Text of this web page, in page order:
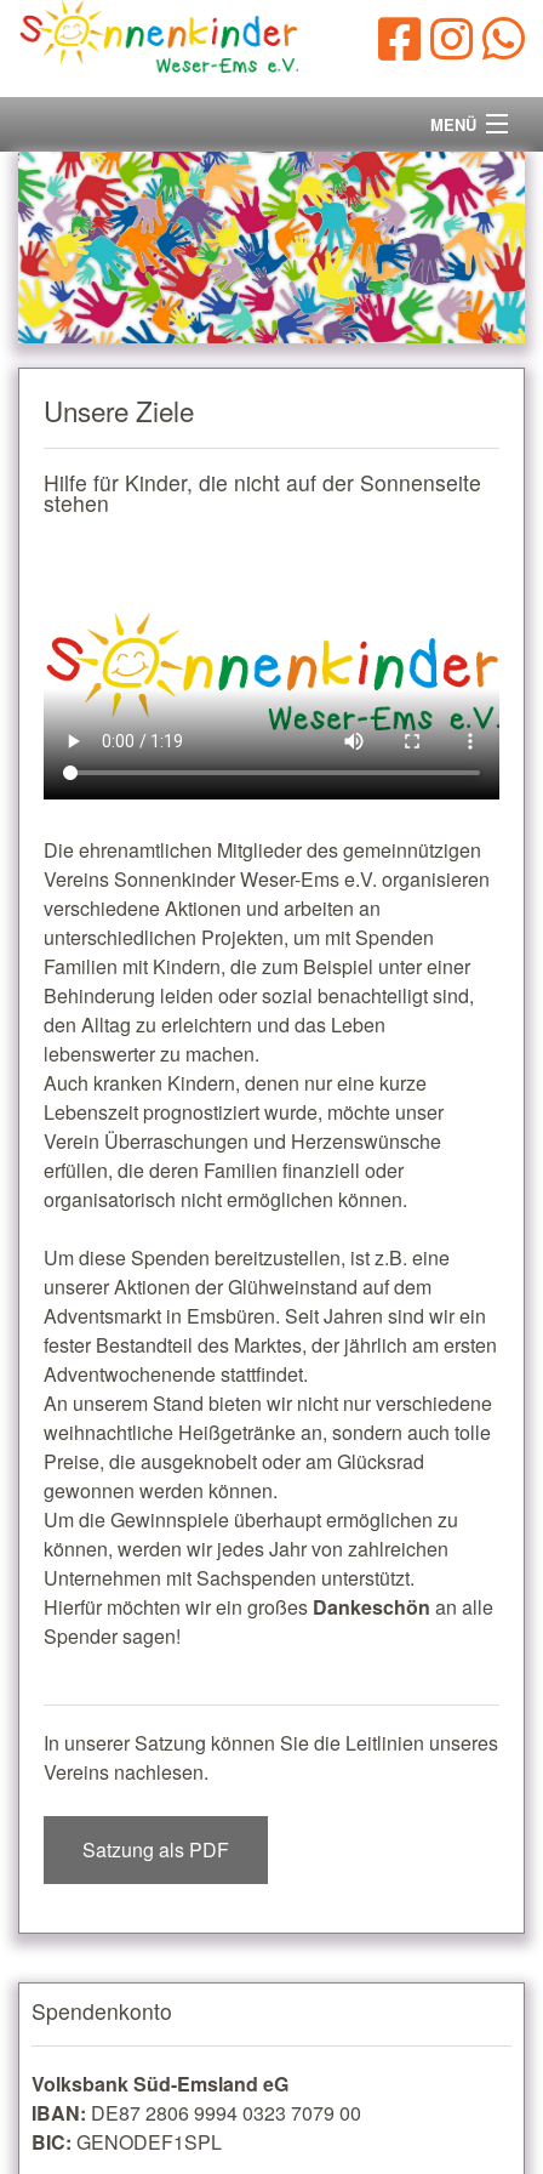
MENÜ
Startseite
Vorstand
Unsere Ziele
Ihre Spende
Kontakt
Unsere Ziele
Hilfe für Kinder, die nicht auf der Sonnenseite
stehen
Die ehrenamtlichen Mitglieder des gemeinnützigen
Vereins Sonnenkinder Weser-Ems e.V. organisieren
verschiedene Aktionen und arbeiten an
unterschiedlichen Projekten, um mit Spenden
Familien mit Kindern, die zum Beispiel unter einer
Behinderung leiden oder sozial benachteiligt sind,
den Alltag zu erleichtern und das Leben
lebenswerter zu machen.
Auch kranken Kindern, denen nur eine kurze
Lebenszeit prognostiziert wurde, möchte unser
Verein Überraschungen und Herzenswünsche
erfüllen, die deren Familien finanziell oder
organisatorisch nicht ermöglichen können.
Um diese Spenden bereitzustellen, ist z.B. eine
unserer Aktionen der Glühweinstand auf dem
Adventsmarkt in Emsbüren. Seit Jahren sind wir ein
fester Bestandteil des Marktes, der jährlich am ersten
Adventwochenende stattfindet.
An unserem Stand bieten wir nicht nur verschiedene
weihnachtliche Heißgetränke an, sondern auch tolle
Preise, die ausgeknobelt oder am Glücksrad
gewonnen werden können.
Um die Gewinnspiele überhaupt ermöglichen zu
können, werden wir jedes Jahr von zahlreichen
Unternehmen mit Sachspenden unterstützt.
Hierfür möchten wir ein großes Dankeschön an alle
Spender sagen!
In unserer Satzung können Sie die Leitlinien unseres
Vereins nachlesen.
Satzung als PDF
Spendenkonto
Volksbank Süd-Emsland eG
IBAN: DE87 2806 9994 0323 7079 00
BIC: GENODEF1SPL